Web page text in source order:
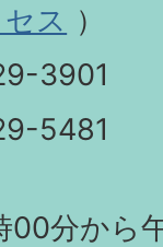
ス ）
3901
5481
00分から